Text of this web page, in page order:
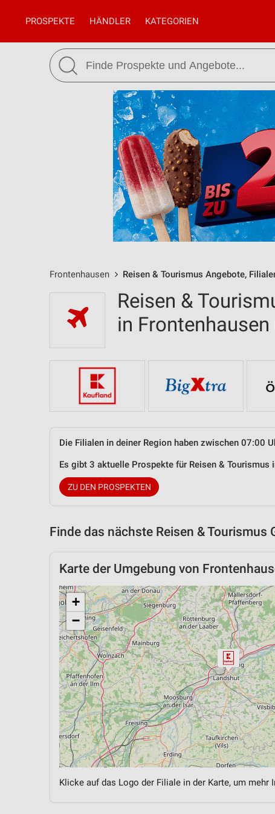
PROSPEKTE HÄNDLER KATEGORIEN
Frontenhausen Reisen & Tourismus Angebote,
Reisen &
in
Die Filialen in deiner Region haben zwischen 07:00
Es gibt 3 aktuelle Prospekte für Reisen & Tourismus
ZU DEN PROSPEKTEN
Finde das nächste Reisen & Tourismus
Karte der Umgebung von
+
−
Klicke auf das Logo der Filiale in der Karte, um